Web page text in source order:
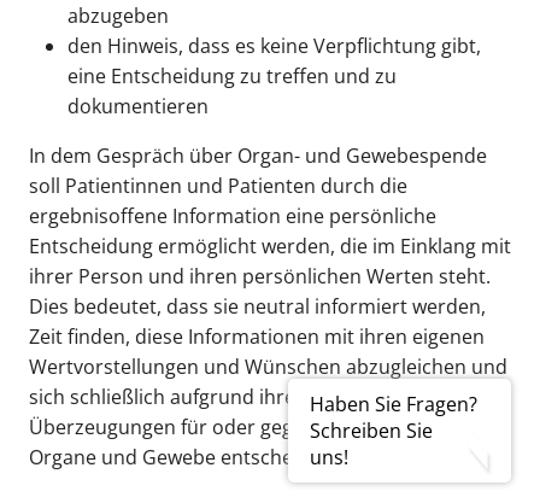
Haben Sie Fragen?
Schreiben Sie
uns!
abzugeben
den Hinweis, dass es keine Verpflichtung gibt,
eine Entscheidung zu treffen und zu
dokumentieren
In dem Gespräch über Organ- und Gewebespende
soll Patientinnen und Patienten durch die
ergebnisoffene Information eine persönliche
Entscheidung ermöglicht werden, die im Einklang mit
ihrer Person und ihren persönlichen Werten steht.
Dies bedeutet, dass sie neutral informiert werden,
Zeit finden, diese Informationen mit ihren eigenen
Wertvorstellungen und Wünschen abzugleichen und
sich schließlich aufgrund ihrer persönlichen
Überzeugungen für oder gegen eine Spende ihrer
Organe und Gewebe entscheiden können.